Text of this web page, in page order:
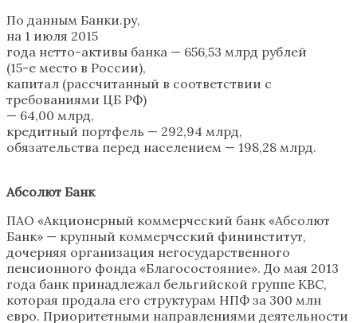
По данным Банки.ру,
на 1 июля 2015
года нетто-активы банка — 656,53 млрд рублей
(15-е место в России),
капитал (рассчитанный в соответствии с
требованиями ЦБ РФ)
— 64,00 млрд,
кредитный портфель — 292,94 млрд,
обязательства перед населением — 198,28 млрд.
Абсолют Банк
ПАО «Акционерный коммерческий банк «Абсолют
Банк» — крупный коммерческий фининститут,
дочерняя организация негосударственного
пенсионного фонда «Благосостояние». До мая 2013
года банк принадлежал бельгийской группе KBC,
которая продала его структурам НПФ за 300 млн
евро. Приоритетными направлениями деятельности